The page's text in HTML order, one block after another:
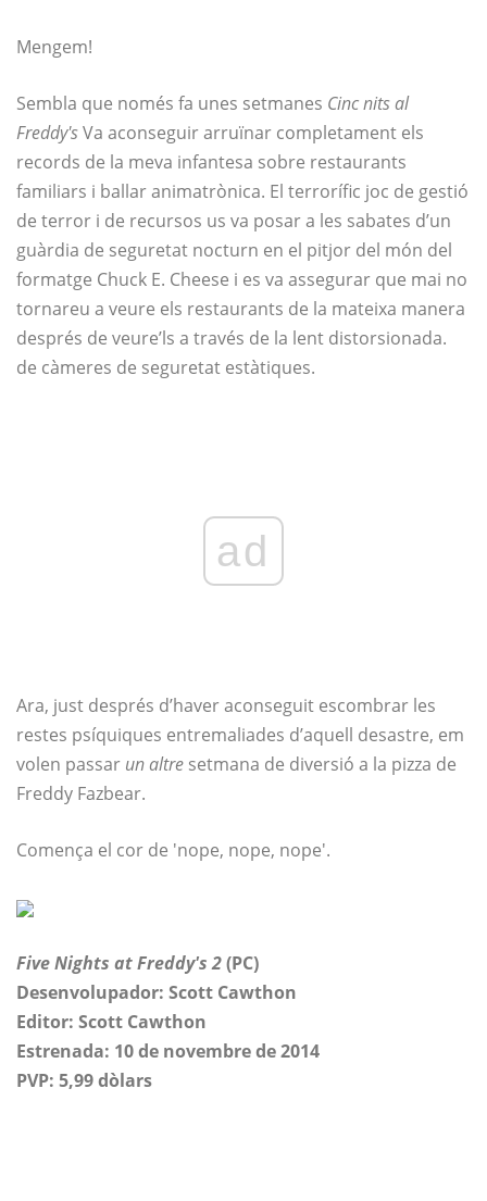
Mengem!
Sembla que només fa unes setmanes Cinc nits al
Freddy'sVa aconseguir arruïnar completament els
records de la meva infantesa sobre restaurants
familiars i ballar animatrònica. El terrorífic joc de gestió
de terror i de recursos us va posar a les sabates d’un
guàrdia de seguretat nocturn en el pitjor del món del
formatge Chuck E. Cheese i es va assegurar que mai no
tornareu a veure els restaurants de la mateixa manera
després de veure’ls a través de la lent distorsionada.
de càmeres de seguretat estàtiques.
ad
Ara, just després d’haver aconseguit escombrar les
restes psíquiques entremaliades d’aquell desastre, em
volen passar un altre setmana de diversió a la pizza de
Freddy Fazbear.
Comença el cor de 'nope, nope, nope'.
Five Nights at Freddy's 2(PC)
Desenvolupador: Scott Cawthon
Editor: Scott Cawthon
Estrenada: 10 de novembre de 2014
PVP: 5,99 dòlars